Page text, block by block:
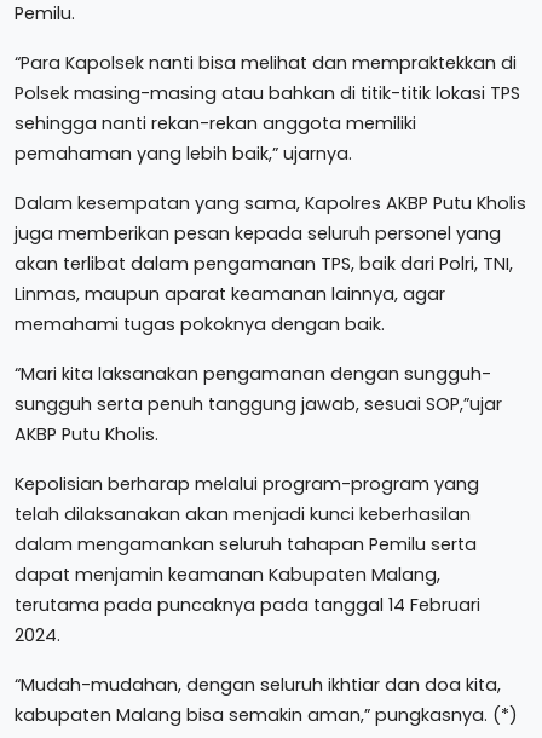
Pemilu.
“Para Kapolsek nanti bisa melihat dan mempraktekkan di
Polsek masing-masing atau bahkan di titik-titik lokasi TPS
sehingga nanti rekan-rekan anggota memiliki
pemahaman yang lebih baik,” ujarnya.
Dalam kesempatan yang sama, Kapolres AKBP Putu Kholis
juga memberikan pesan kepada seluruh personel yang
akan terlibat dalam pengamanan TPS, baik dari Polri, TNI,
Linmas, maupun aparat keamanan lainnya, agar
memahami tugas pokoknya dengan baik.
“Mari kita laksanakan pengamanan dengan sungguh-
sungguh serta penuh tanggung jawab, sesuai SOP,”ujar
AKBP Putu Kholis.
Kepolisian berharap melalui program-program yang
telah dilaksanakan akan menjadi kunci keberhasilan
dalam mengamankan seluruh tahapan Pemilu serta
dapat menjamin keamanan Kabupaten Malang,
terutama pada puncaknya pada tanggal 14 Februari
2024.
“Mudah-mudahan, dengan seluruh ikhtiar dan doa kita,
kabupaten Malang bisa semakin aman,” pungkasnya. (*)